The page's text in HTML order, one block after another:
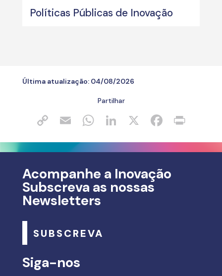
Políticas Públicas de Inovação
Última atualização: 04/08/2026
Partilhar
Acompanhe a Inovação
Subscreva as nossas
Newsletters
SUBSCREVA
Siga-nos